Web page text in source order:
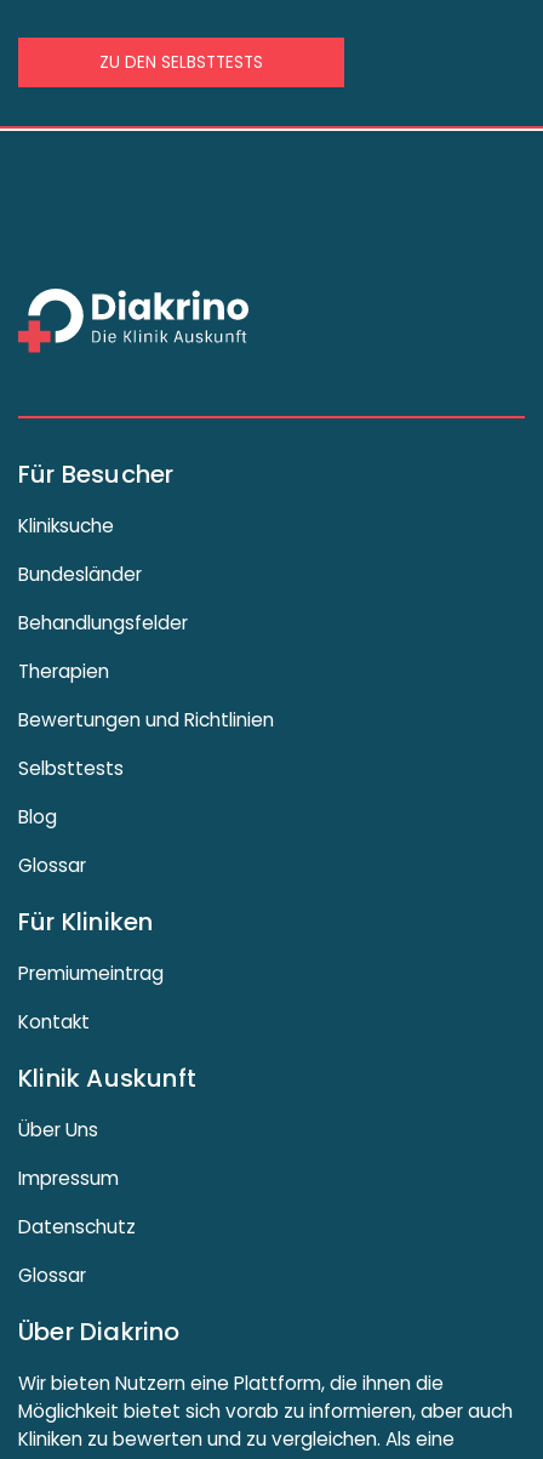
ZU DEN SELBSTTESTS
Für Besucher
Kliniksuche
Bundesländer
Behandlungsfelder
Therapien
Bewertungen und Richtlinien
Selbsttests
Blog
Glossar
Für Kliniken
Premiumeintrag
Kontakt
Klinik Auskunft
Über Uns
Impressum
Datenschutz
Glossar
Über Diakrino
Wir bieten Nutzern eine Plattform, die ihnen die
Möglichkeit bietet sich vorab zu informieren, aber auch
Kliniken zu bewerten und zu vergleichen. Als eine